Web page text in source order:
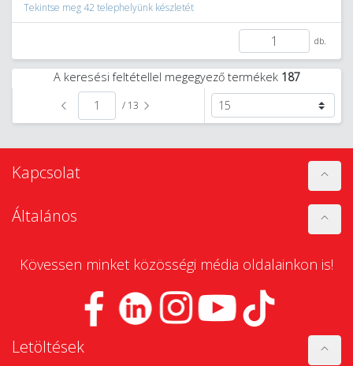
Tekintse meg 42 telephelyünk készletét
db.
A keresési feltétellel megegyező termékek 187
/ 13
Kapcsolat
Általános
Kövessen minket közösségi média oldalainkon is!
Letöltések